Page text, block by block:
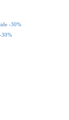
-30%
30%